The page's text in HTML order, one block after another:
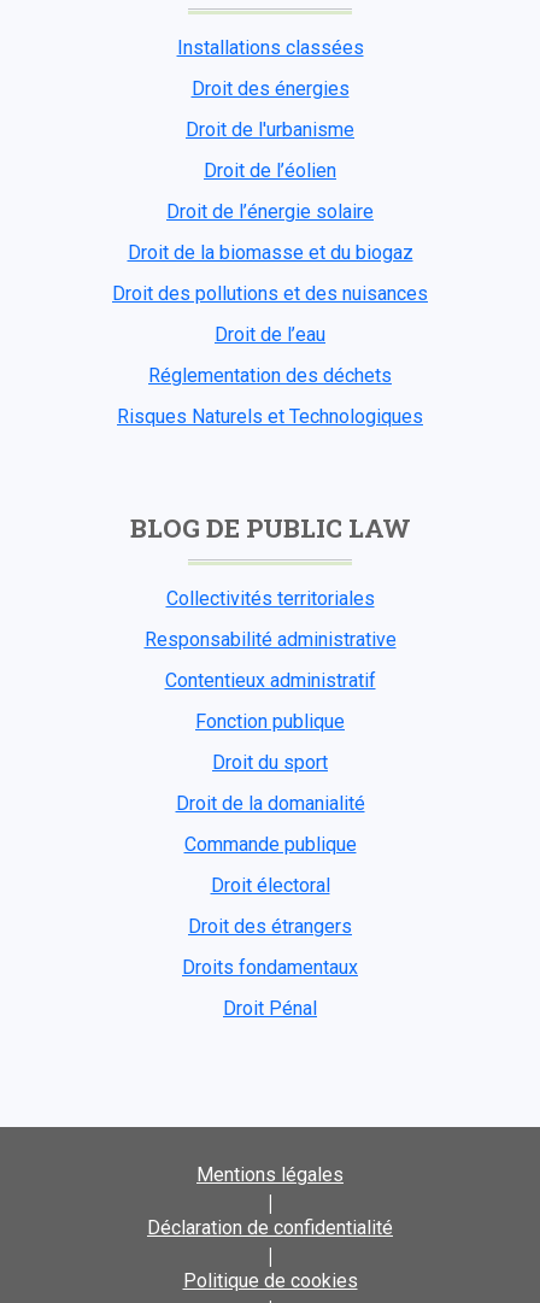
Installations classées
Droit des énergies
Droit de l'urbanisme
Droit de l’éolien
Droit de l’énergie solaire
Droit de la biomasse et du biogaz
Droit des pollutions et des nuisances
Droit de l’eau
Réglementation des déchets
Risques Naturels et Technologiques
BLOG DE PUBLIC LAW
Collectivités territoriales
Responsabilité administrative
Contentieux administratif
Fonction publique
Droit du sport
Droit de la domanialité
Commande publique
Droit électoral
Droit des étrangers
Droits fondamentaux
Droit Pénal
Mentions légales
|
Déclaration de confidentialité
|
Politique de cookies